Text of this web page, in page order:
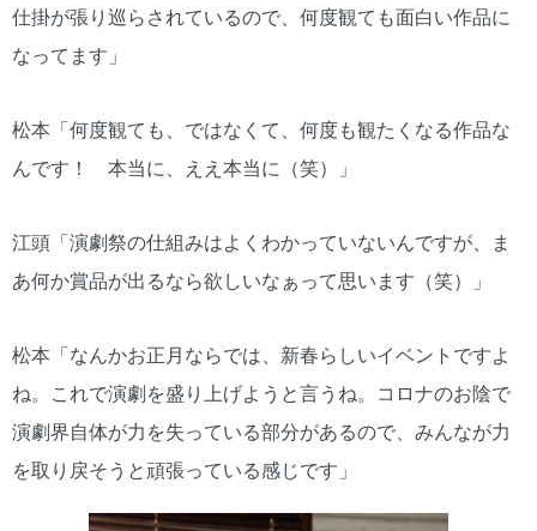
仕掛が張り巡らされているので、何度観ても面白い作品に
なってます」
松本「何度観ても、ではなくて、何度も観たくなる作品な
んです！ 本当に、ええ本当に（笑）」
江頭「演劇祭の仕組みはよくわかっていないんですが、ま
あ何か賞品が出るなら欲しいなぁって思います（笑）」
松本「なんかお正月ならでは、新春らしいイベントですよ
ね。これで演劇を盛り上げようと言うね。コロナのお陰で
演劇界自体が力を失っている部分があるので、みんなが力
を取り戻そうと頑張っている感じです」